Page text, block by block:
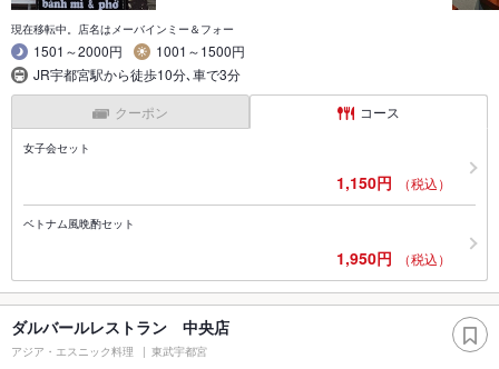
現在移転中。店名はメーバインミー＆フォー
1501～2000円
1001～1500円
JR宇都宮駅から徒歩10分､車で3分
クーポン コース
女子会セット
1,150円 （税込）
ベトナム風晩酌セット
1,950円 （税込）
ダルバールレストラン 中央店
アジア・エスニック料理 東武宇都宮